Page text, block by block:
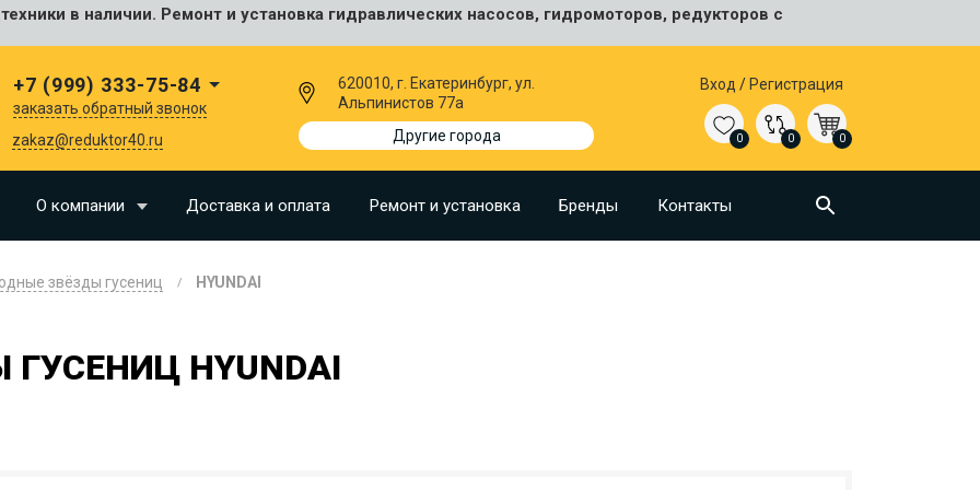
в наличии. Ремонт и установка гидравлических насосов, гидромоторов, редукторов с
+7 (999) 333-75-84
заказать обратный звонок
zakaz@reduktor40.ru
620010, г. Екатеринбург, ул.
Альпинистов 77а
Другие города
Вход / Регистрация
0 0 0
О компании Доставка и оплата Ремонт и установка Бренды Контакты
звёзды гусениц HYUNDAI
HYUNDAI